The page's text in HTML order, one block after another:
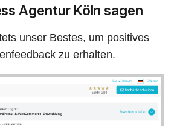
Agentur Köln sagen
unser Bestes, um positives
zu erhalten.